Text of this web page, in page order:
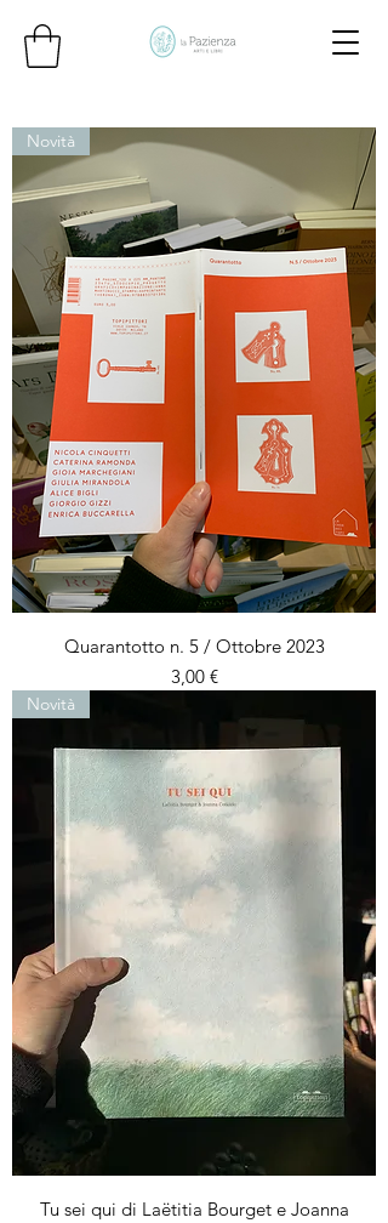
Novità
Quarantotto n. 5 / Ottobre 2023
Prezzo
3,00 €
Novità
Tu sei qui di Laëtitia Bourget e Joanna